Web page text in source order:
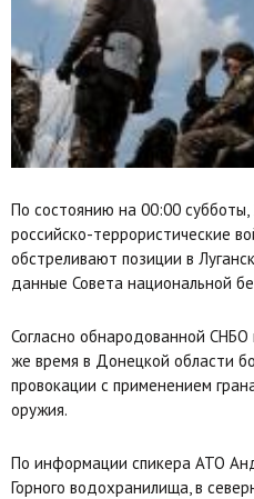
По состоянию на 00:00
российско-террористические
обстреливают позиции в
данные Совета национальной
Согласно обнародованной
же время в Донецкой области
провокации с применением
оружия.
По информации спикера АТО
Горного водохранилища, в